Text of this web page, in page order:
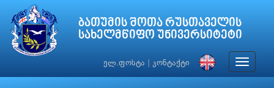
ბათუმის შოთა რუსთაველის
სახელმწიფო უნივერსიტეტი
ელ.ფოსტა კონტაქტი
Toggle